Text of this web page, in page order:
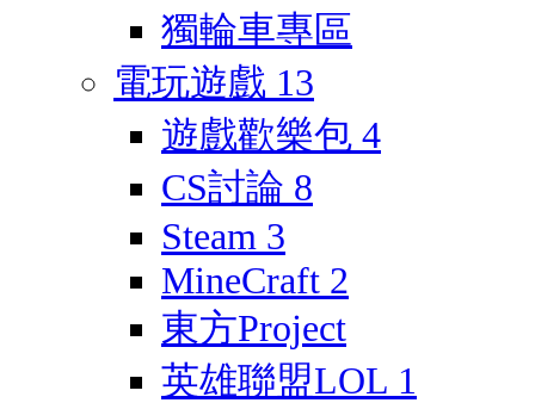
獨輪車專區
電玩遊戲 13
遊戲歡樂包 4
CS討論 8
Steam 3
MineCraft 2
東方Project
英雄聯盟LOL 1